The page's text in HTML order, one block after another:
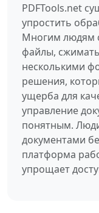
PDFTools.net
упростить
Многим людям
файлы,
несколькими
решения,
ущерба для
управление
понятным.
документами
платформа
упрощает